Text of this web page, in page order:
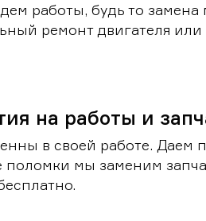
работы, будь то замена
ремонт двигателя
на работы и
в своей работе. Даем
поломки мы заменим